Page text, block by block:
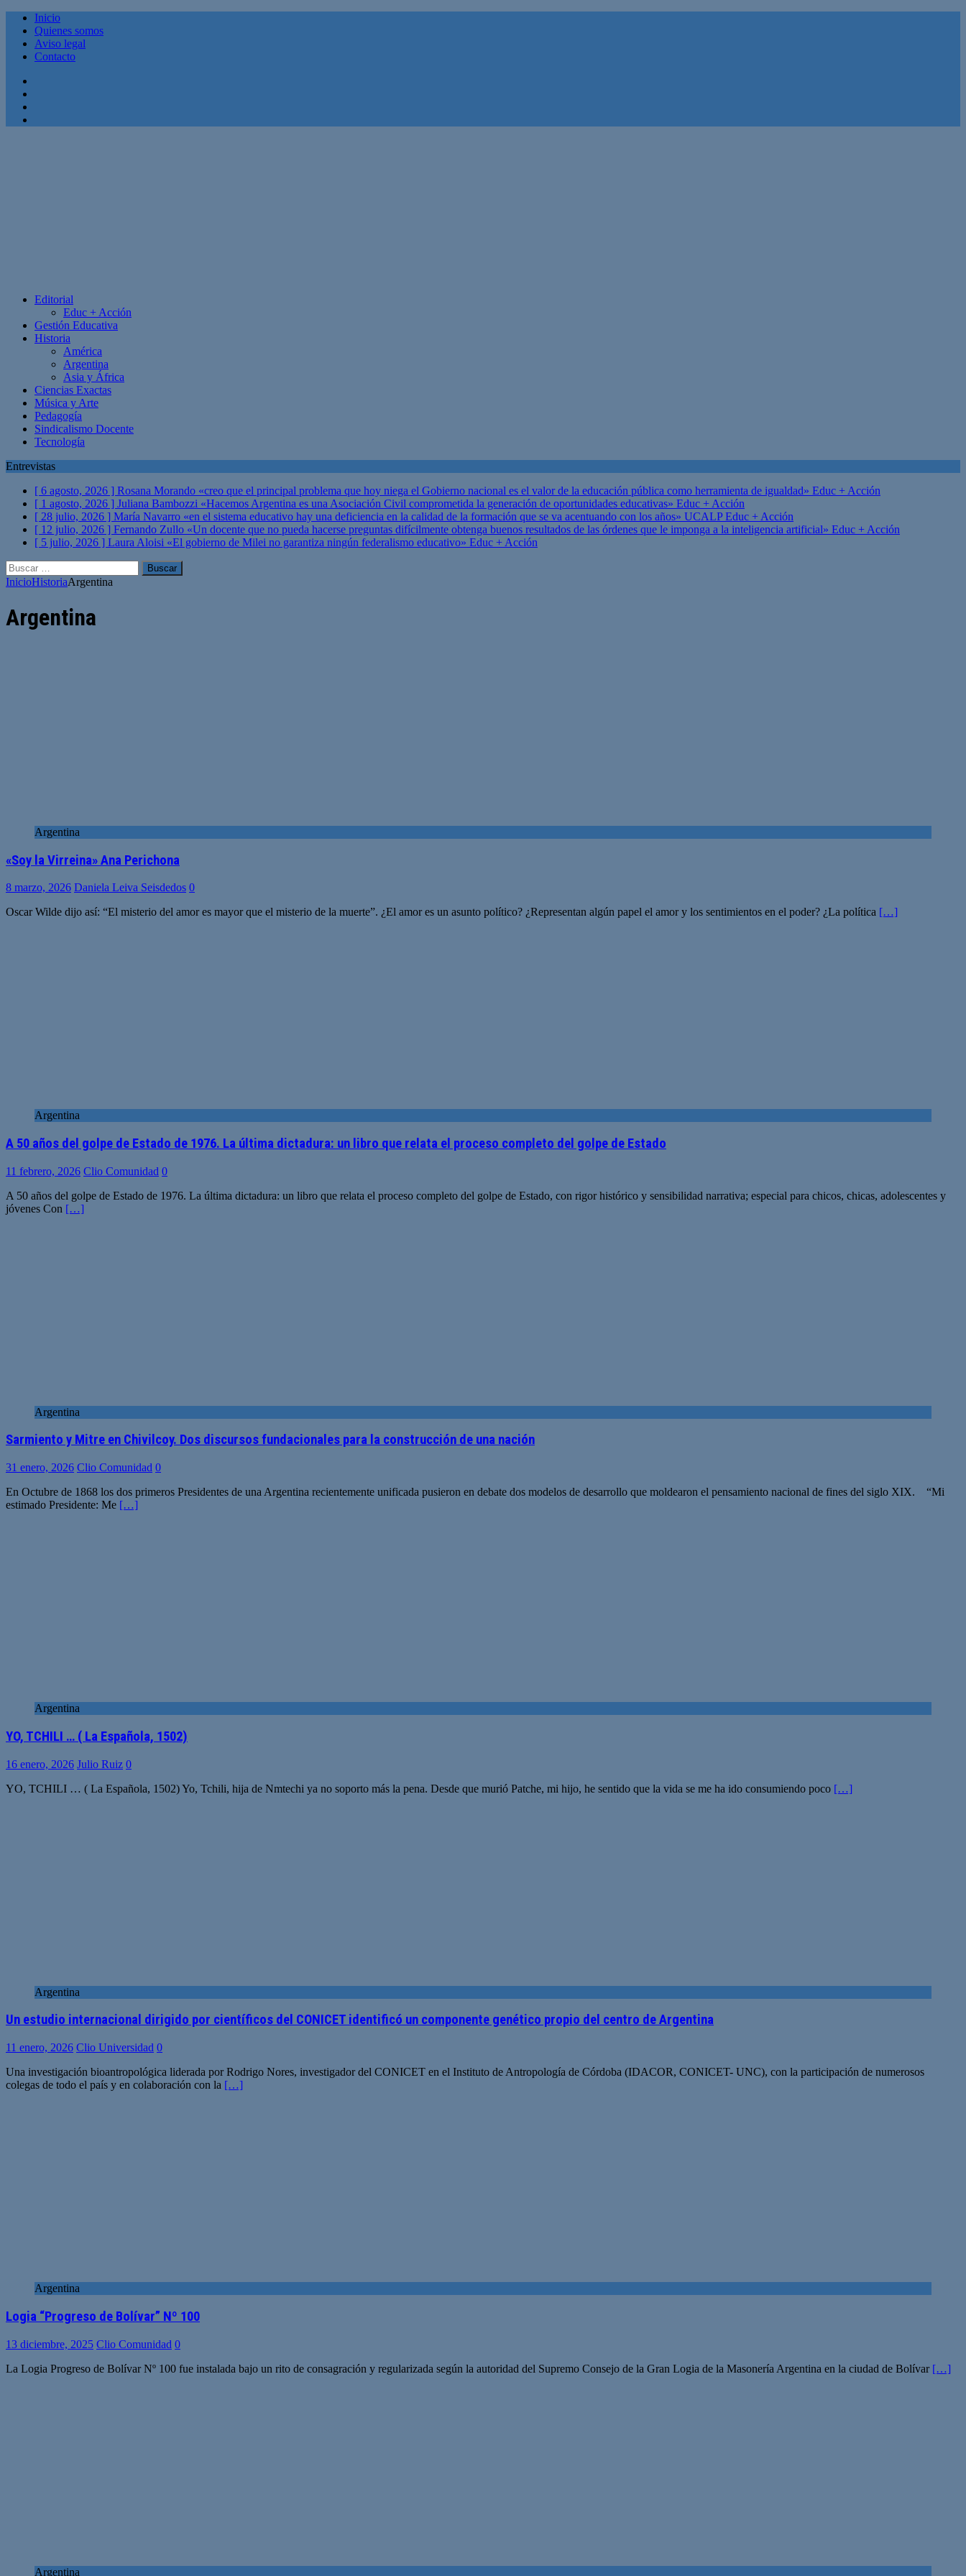
Inicio
Quienes somos
Aviso legal
Contacto
Editorial
Educ + Acción
Gestión Educativa
Historia
América
Argentina
Asia y África
Ciencias Exactas
Música y Arte
Pedagogía
Sindicalismo Docente
Tecnología
Entrevistas
[ 6 agosto, 2026 ] Rosana Morando «creo que el principal problema que hoy niega el Gobierno nacional es el valor de la educación pública como herramienta de igualdad» Educ + Acción
[ 1 agosto, 2026 ] Juliana Bambozzi «Hacemos Argentina es una Asociación Civil comprometida la generación de oportunidades educativas» Educ + Acción
[ 28 julio, 2026 ] María Navarro «en el sistema educativo hay una deficiencia en la calidad de la formación que se va acentuando con los años» UCALPEduc + Acción
[ 12 julio, 2026 ] Fernando Zullo «Un docente que no pueda hacerse preguntas difícilmente obtenga buenos resultados de las órdenes que le imponga a la inteligencia artificial» Educ + Acción
[ 5 julio, 2026 ] Laura Aloisi «El gobierno de Milei no garantiza ningún federalismo educativo» Educ + Acción
Buscar:
InicioHistoriaArgentina
Argentina
Argentina
«Soy la Virreina» Ana Perichona
8 marzo, 2026 Daniela Leiva Seisdedos 0
Oscar Wilde dijo así: “El misterio del amor es mayor que el misterio de la muerte”. ¿El amor es un asunto político? ¿Representan algún papel el amor y los sentimientos en el poder? ¿La política […]
Argentina
A 50 años del golpe de Estado de 1976. La última dictadura: un libro que relata el proceso completo del golpe de Estado
11 febrero, 2026 Clio Comunidad 0
A 50 años del golpe de Estado de 1976. La última dictadura: un libro que relata el proceso completo del golpe de Estado, con rigor histórico y sensibilidad narrativa; especial para chicos, chicas, adolescentes y
jóvenes Con […]
Argentina
Sarmiento y Mitre en Chivilcoy. Dos discursos fundacionales para la construcción de una nación
31 enero, 2026 Clio Comunidad 0
En Octubre de 1868 los dos primeros Presidentes de una Argentina recientemente unificada pusieron en debate dos modelos de desarrollo que moldearon el pensamiento nacional de fines del siglo XIX. “Mi
estimado Presidente: Me […]
Argentina
YO, TCHILI … ( La Española, 1502)
16 enero, 2026 Julio Ruiz 0
YO, TCHILI … ( La Española, 1502) Yo, Tchili, hija de Nmtechi ya no soporto más la pena. Desde que murió Patche, mi hijo, he sentido que la vida se me ha ido consumiendo poco […]
Argentina
Un estudio internacional dirigido por científicos del CONICET identificó un componente genético propio del centro de Argentina
11 enero, 2026 Clio Universidad 0
Una investigación bioantropológica liderada por Rodrigo Nores, investigador del CONICET en el Instituto de Antropología de Córdoba (IDACOR, CONICET- UNC), con la participación de numerosos
colegas de todo el país y en colaboración con la […]
Argentina
Logia “Progreso de Bolívar” Nº 100
13 diciembre, 2025 Clio Comunidad 0
La Logia Progreso de Bolívar Nº 100 fue instalada bajo un rito de consagración y regularizada según la autoridad del Supremo Consejo de la Gran Logia de la Masonería Argentina en la ciudad de Bolívar […]
Argentina